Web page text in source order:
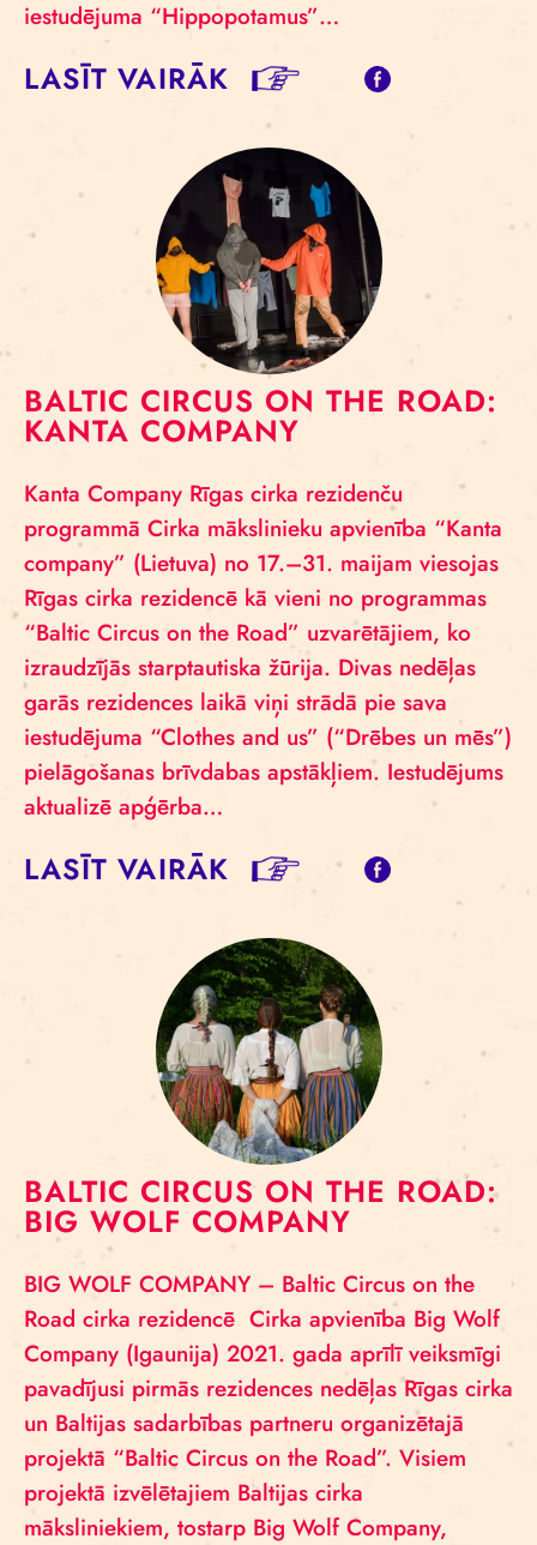
iestudējuma “Hippopotamus”…
LASĪT VAIRĀK
BALTIC CIRCUS ON THE ROAD:
KANTA COMPANY
Kanta Company Rīgas cirka rezidenču
programmā Cirka mākslinieku apvienība “Kanta
company” (Lietuva) no 17.–31. maijam viesojas
Rīgas cirka rezidencē kā vieni no programmas
“Baltic Circus on the Road” uzvarētājiem, ko
izraudzījās starptautiska žūrija. Divas nedēļas
garās rezidences laikā viņi strādā pie sava
iestudējuma “Clothes and us” (“Drēbes un mēs”)
pielāgošanas brīvdabas apstākļiem. Iestudējums
aktualizē apģērba…
LASĪT VAIRĀK
BALTIC CIRCUS ON THE ROAD:
BIG WOLF COMPANY
BIG WOLF COMPANY – Baltic Circus on the
Road cirka rezidencē Cirka apvienība Big Wolf
Company (Igaunija) 2021. gada aprīlī veiksmīgi
pavadījusi pirmās rezidences nedēļas Rīgas cirka
un Baltijas sadarbības partneru organizētajā
projektā “Baltic Circus on the Road”. Visiem
projektā izvēlētajiem Baltijas cirka
māksliniekiem, tostarp Big Wolf Company,